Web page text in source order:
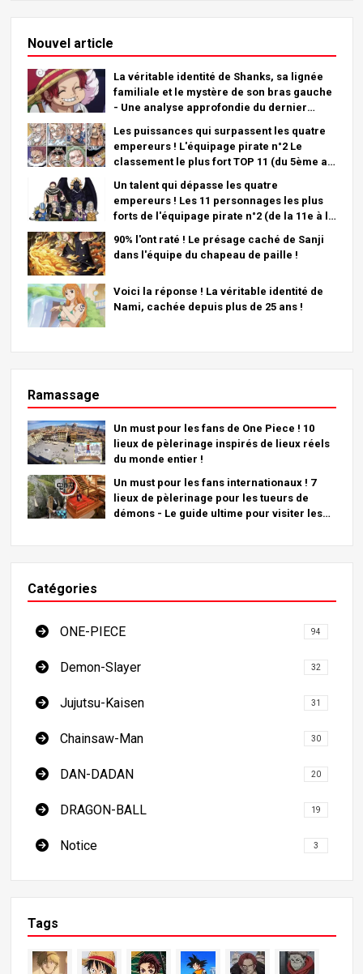
Nouvel article
La véritable identité de Shanks, sa lignée
familiale et le mystère de son bras gauche
- Une analyse approfondie du dernier
Les puissances qui surpassent les quatre
empereurs ! L'équipage pirate n°2 Le
classement le plus fort TOP 11 (du 5ème au
Un talent qui dépasse les quatre
empereurs ! Les 11 personnages les plus
forts de l'équipage pirate n°2 (de la 11e à la
90% l'ont raté ! Le présage caché de Sanji
dans l'équipe du chapeau de paille !
Voici la réponse ! La véritable identité de
Nami, cachée depuis plus de 25 ans !
Ramassage
Un must pour les fans de One Piece ! 10
lieux de pèlerinage inspirés de lieux réels
du monde entier !
Un must pour les fans internationaux ! 7
lieux de pèlerinage pour les tueurs de
démons - Le guide ultime pour visiter les
Catégories
ONE-PIECE 94
Demon-Slayer 32
Jujutsu-Kaisen 31
Chainsaw-Man 30
DAN-DADAN 20
DRAGON-BALL 19
Notice 3
Tags